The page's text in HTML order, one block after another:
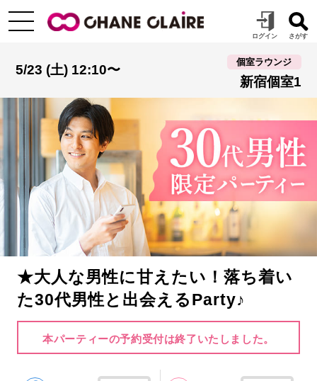
5/23 (土) 12:10〜
個室ラウンジ
新宿個室1
★大人な男性に甘えたい！落ち着い
た30代男性と出会えるParty♪
本パーティーの予約受付は終了いたしました。